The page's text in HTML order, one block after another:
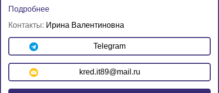
Подробнее
Контакты: Ирина Валентиновна
Telegram
kred.it89@mail.ru